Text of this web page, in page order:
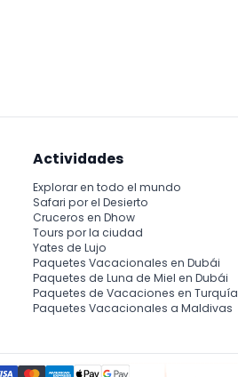
Actividades
Explorar en todo el mundo
Safari por el Desierto
Cruceros en Dhow
Tours por la ciudad
Yates de Lujo
Paquetes Vacacionales en Dubái
Paquetes de Luna de Miel en Dubái
Paquetes de Vacaciones en Turquía
Paquetes Vacacionales a Maldivas